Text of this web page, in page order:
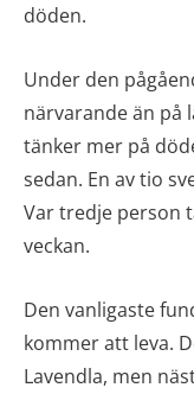
döden.
Under den
närvarande än på
tänker mer på
sedan. En av tio
Var tredje person
veckan.
Den vanligaste
kommer att leva.
Lavendla, men